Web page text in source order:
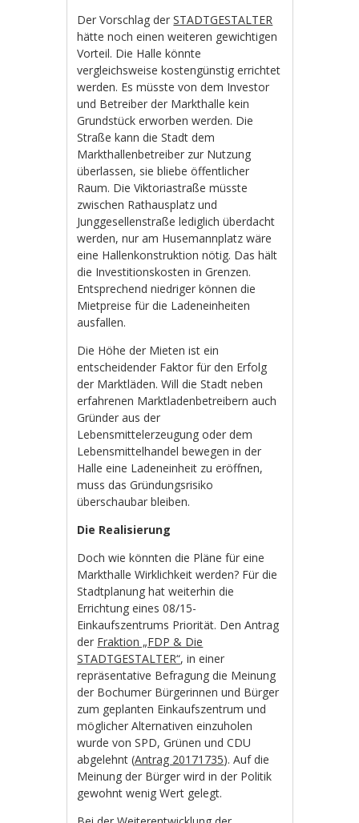
Der Vorschlag derSTADTGESTALTER
hätte noch einen weiteren gewichtigen
Vorteil. Die Halle könnte
vergleichsweise kostengünstig errichtet
werden. Es müsste von dem Investor
und Betreiber der Markthalle kein
Grundstück erworben werden. Die
Straße kann die Stadt dem
Markthallenbetreiber zur Nutzung
überlassen, sie bliebe öffentlicher
Raum. Die Viktoriastraße müsste
zwischen Rathausplatz und
Junggesellenstraße lediglich überdacht
werden, nur am Husemannplatz wäre
eine Hallenkonstruktion nötig. Das hält
die Investitionskosten in Grenzen.
Entsprechend niedriger können die
Mietpreise für die Ladeneinheiten
ausfallen.
Die Höhe der Mieten ist ein
entscheidender Faktor für den Erfolg
der Marktläden. Will die Stadt neben
erfahrenen Marktladenbetreibern auch
Gründer aus der
Lebensmittelerzeugung oder dem
Lebensmittelhandel bewegen in der
Halle eine Ladeneinheit zu eröffnen,
muss das Gründungsrisiko
überschaubar bleiben.
Die Realisierung
Doch wie könnten die Pläne für eine
Markthalle Wirklichkeit werden? Für die
Stadtplanung hat weiterhin die
Errichtung eines 08/15-
Einkaufszentrums Priorität. Den Antrag
der Fraktion „FDP & Die
STADTGESTALTER“, in einer
repräsentative Befragung die Meinung
der Bochumer Bürgerinnen und Bürger
zum geplanten Einkaufszentrum und
möglicher Alternativen einzuholen
wurde von SPD, Grünen und CDU
abgelehnt (Antrag 20171735). Auf die
Meinung der Bürger wird in der Politik
gewohnt wenig Wert gelegt.